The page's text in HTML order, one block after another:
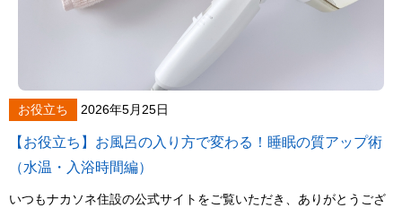
お役立ち 2026年5月25日
【お役立ち】お風呂の入り方で変わる！睡眠の質アップ術
（水温・入浴時間編）
いつもナカソネ住設の公式サイトをご覧いただき、ありがとうござ